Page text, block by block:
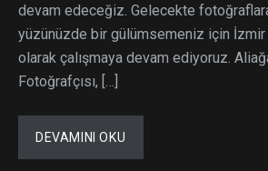
devam edeceğiz. Gelecekte fotoğraflara
yüzünüzde bir gülümsemeniz için İzmir
olarak çalışmaya devam ediyoruz.
Fotoğrafçısı, […]
DEVAMINI OKU